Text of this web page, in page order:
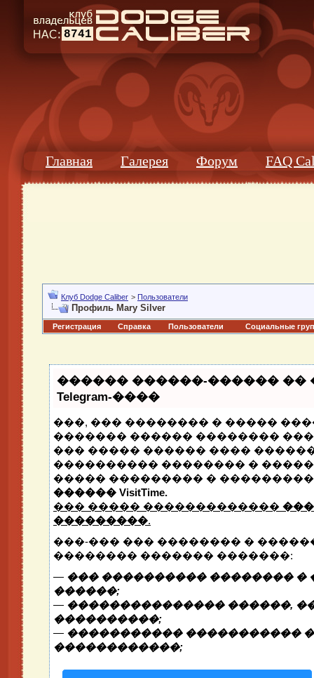
8741
Главная Галерея Форум FAQ
Клуб Dodge Caliber > Пользователи
Профиль Mary Silver
Регистрация Справка Пользователи Социальные
������ ������-������ ��
Telegram-����
���, ��� �������� � �����
������� ������ ��������
��� ����� ������ ����
���������� �������� �
����� ��������� �
������ VisitTime.
��� ����� �������������
���������.
���-��� ��� �������� �
�������� ������� �������:
— ��� ���������� �������� �
������;
— ��������������� ������,
����������;
— ����������� �����������
������������;